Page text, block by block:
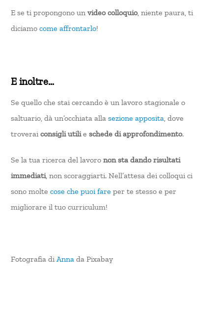
E se ti propongono unvideo colloquio, niente paura, ti
diciamocome affrontarlo!
E inoltre…
Se quello che stai cercando è un lavoro stagionale o
saltuario, dà un’occhiata allasezione apposita, dove
troveraiconsigli utilie schede di approfondimento.
Se la tua ricerca del lavoronon sta dando risultati
immediati, non scoraggiarti. Nell’attesa dei colloqui ci
sono moltecose che puoi fare per te stesso e per
migliorare il tuo curriculum!
Fotografia diAnna da Pixabay